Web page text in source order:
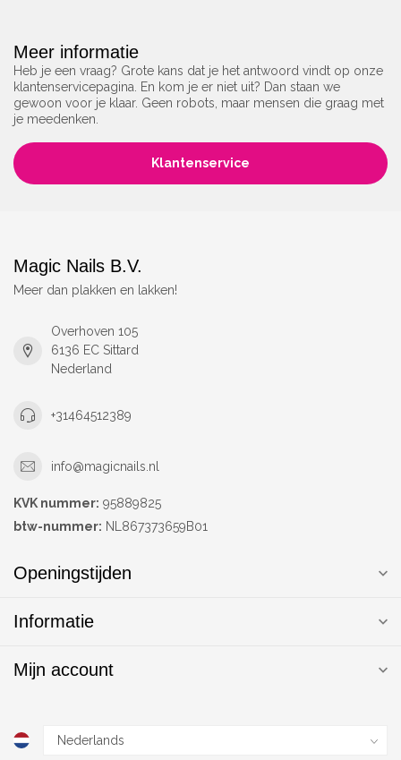
Meer informatie
Heb je een vraag? Grote kans dat je het antwoord vindt op onze
klantenservicepagina. En kom je er niet uit? Dan staan we
gewoon voor je klaar. Geen robots, maar mensen die graag met
je meedenken.
Klantenservice
Magic Nails B.V.
Meer dan plakken en lakken!
Overhoven 105
6136 EC Sittard
Nederland
+31464512389
info@magicnails.nl
KVK nummer: 95889825
btw-nummer: NL867373659B01
Openingstijden
Informatie
Mijn account